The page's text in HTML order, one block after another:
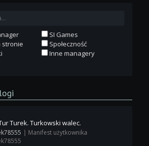
SI Games
stronie
Społeczność
Inne managery
Turek. Turkowski walec.
| Manifest użytkownika